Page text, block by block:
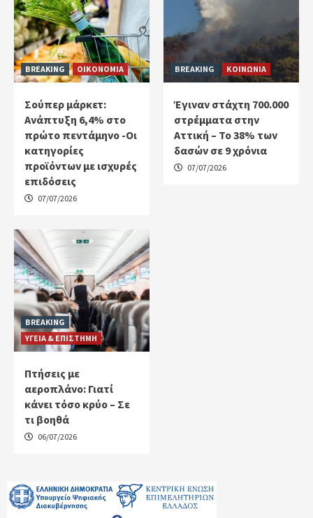
BREAKING ΟΙΚΟΝΟΜΙΑ
Σούπερ μάρκετ:
Ανάπτυξη 6,4% στο
πρώτο πεντάμηνο -Οι
κατηγορίες
προϊόντων με ισχυρές
επιδόσεις
07/07/2026
BREAKING ΚΟΙΝΩΝΙΑ
Έγιναν στάχτη 700.000
στρέμματα στην
Αττική – Το 38% των
δασών σε 9 χρόνια
07/07/2026
BREAKING
ΥΓΕΙΑ & ΕΠΙΣΤΗΜΗ
Πτήσεις με
αεροπλάνο: Γιατί
κάνει τόσο κρύο – Σε
τι βοηθά
06/07/2026